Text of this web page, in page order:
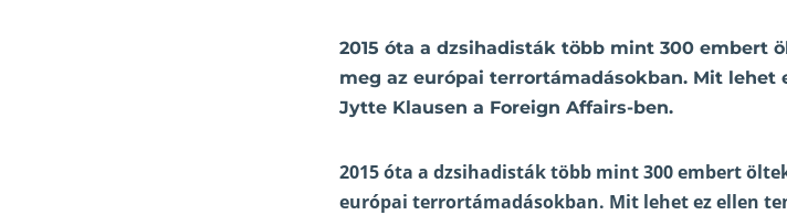
2015 óta a dzsihadisták több mint 300 embert
meg az európai terrortámadásokban. Mit lehet
Jytte Klausen a Foreign Affairs-ben.
2015 óta a dzsihadisták több mint 300 embert
európai terrortámadásokban. Mit lehet ez ellen